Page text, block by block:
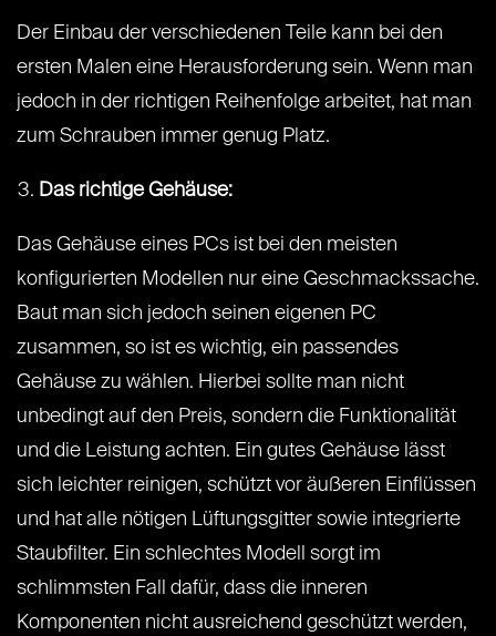
Der Einbau der verschiedenen Teile kann bei den
ersten Malen eine Herausforderung sein. Wenn man
jedoch in der richtigen Reihenfolge arbeitet, hat man
zum Schrauben immer genug Platz.
Das richtige Gehäuse:
Das Gehäuse eines PCs ist bei den meisten
konfigurierten Modellen nur eine Geschmackssache.
Baut man sich jedoch seinen eigenen PC
zusammen, so ist es wichtig, ein passendes
Gehäuse zu wählen. Hierbei sollte man nicht
unbedingt auf den Preis, sondern die Funktionalität
und die Leistung achten. Ein gutes Gehäuse lässt
sich leichter reinigen, schützt vor äußeren Einflüssen
und hat alle nötigen Lüftungsgitter sowie integrierte
Staubfilter. Ein schlechtes Modell sorgt im
schlimmsten Fall dafür, dass die inneren
Komponenten nicht ausreichend geschützt werden,